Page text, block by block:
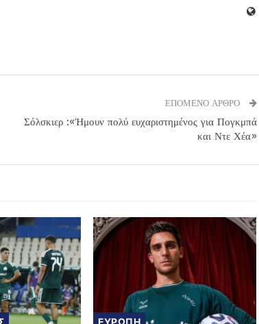
ΕΠΟΜΕΝΟ ΑΡΘΡΟ
Σόλσκιερ :«Ήμουν πολύ ευχαριστημένος για Πογκμπά
και Ντε Χέα»